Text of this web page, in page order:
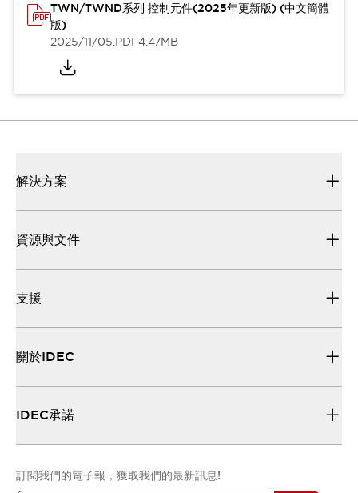
TWN/TWND系列 控制元件(2025年更新版) (中文簡體
版)
2025/11/05.PDF4.47MB
解決方案
資源與文件
支援
關於IDEC
IDEC承諾
訂閱我們的電子報，獲取我們的最新訊息!